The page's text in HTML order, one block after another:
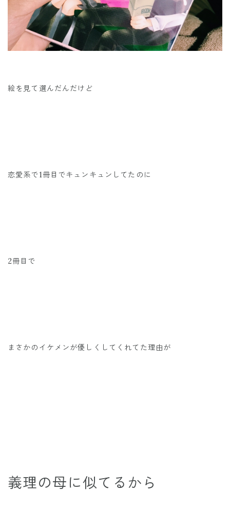
絵を見て選んだんだけど
恋愛系で1冊目でキュンキュンしてたのに
2冊目で
まさかのイケメンが優しくしてくれてた理由が
義理の母に似てるから